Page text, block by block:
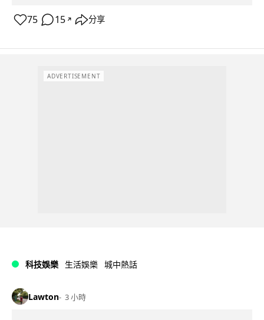
75 15 ↗ 分享
ADVERTISEMENT
科技娛樂 生活娛樂 城中熱話
Lawton 3 小時